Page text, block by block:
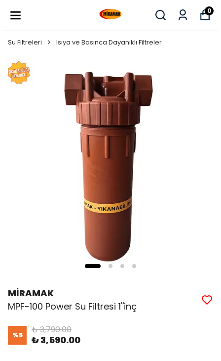
0
Su Filtreleri Isıya ve Basınca Dayanıklı Filtreler
MİRAMAK
MPF-100 Power Su Filtresi 1''inç
%5 ₺ 3,790.00
₺ 3,590.00